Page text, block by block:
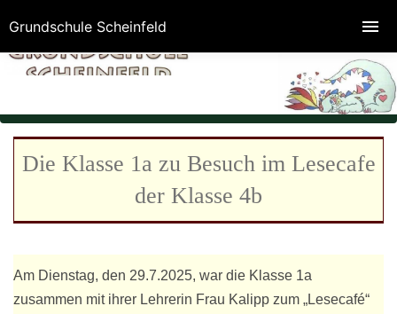
Die Klasse 1a zu Besuch im Lesecafe
der Klasse 4b
Am Dienstag, den 29.7.2025, war die Klasse 1a
zusammen mit ihrer Lehrerin Frau Kalipp zum „Lesecafé“
Grundschule Scheinfeld